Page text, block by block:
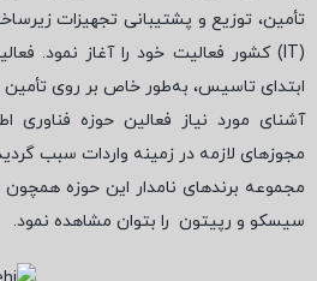
تأمین، توزیع و پشتیبانی تجهیزات
(
IT) کشور فعالیت خود را آغاز نمود.
ابتدای تاسیس، به‌طور خاص بر روی تأمین
آشنای مورد نیاز فعالین حوزه فناوری
مجوزهای لازمه در زمینه واردات سبب
مجموعه برندهای نامدار این حوزه
سیسکو و رپیتون را بتوان مشاهده نمود.